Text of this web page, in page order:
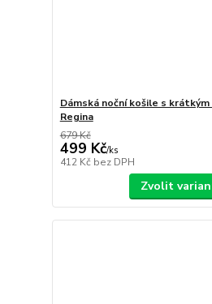
Dámská noční košile s krátkým
Regina
679 Kč
499 Kč/ks
412 Kč bez DPH
Zvolit